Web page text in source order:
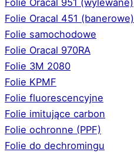
Folie Oracal 451 (banerowe)
Folie samochodowe
Folie Oracal 970RA
Folie 3M 2080
Folie KPMF
Folie fluorescencyjne
Folie imitujące carbon
Folie ochronne (PPF)
Folie do dechromingu